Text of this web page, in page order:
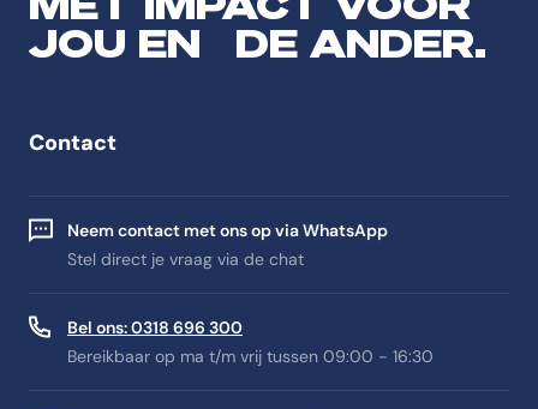
JOU EN DE ANDER.
Contact
Neem contact met ons op via WhatsApp
Stel direct je vraag via de chat
Bel ons: 0318 696 300
Bereikbaar op ma t/m vrij tussen 09:00 - 16:30